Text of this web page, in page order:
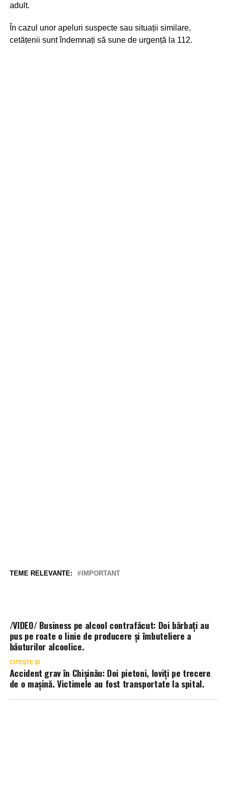
adult.
În cazul unor apeluri suspecte sau situații similare,
cetățenii sunt îndemnați să sune de urgență la 112.
TEME RELEVANTE: IMPORTANT
/VIDEO/ Business pe alcool contrafăcut: Doi bărbați au
pus pe roate o linie de producere și îmbuteliere a
băuturilor alcoolice.
CITEȘTE ȘI
Accident grav în Chișinău: Doi pietoni, loviți pe trecere
de o mașină. Victimele au fost transportate la spital.